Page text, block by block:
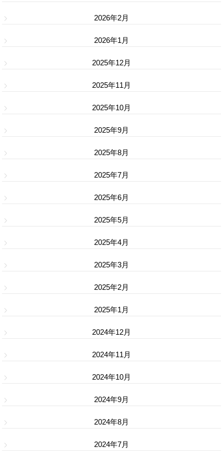
2026年2月
2026年1月
2025年12月
2025年11月
2025年10月
2025年9月
2025年8月
2025年7月
2025年6月
2025年5月
2025年4月
2025年3月
2025年2月
2025年1月
2024年12月
2024年11月
2024年10月
2024年9月
2024年8月
2024年7月